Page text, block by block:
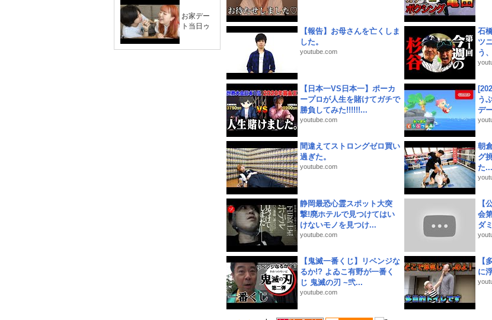
お家デー
ト当日ゥ
【報告】お母さんを亡くしま
した。
youtube.com
石
ツ
う
【日本一VS日本一】ポーカ
ープロが人生を賭けてガチで
勝負してみた!!!!!!...
youtube.com
う
デ
間違えてストロングゼロ買い
過ぎた。
youtube.com
朝
グ
た...
静岡最恐心霊スポット大突
撃!廃ホテルで見つけてはい
けないモノを見つけ...
youtube.com
【
会
ダ
【鬼滅一番くじ】リベンジな
るか!? よゐこ有野が一番く
じ 鬼滅の刃 ~弐...
youtube.com
【
に